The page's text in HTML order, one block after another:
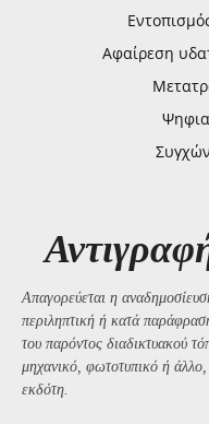
Αφαίρεση
Απαγορεύεται η
περιληπτική ή κατά
του παρόντος διαδικτυακού
μηχανικό, φωτοτυπικό ή
εκδότη.